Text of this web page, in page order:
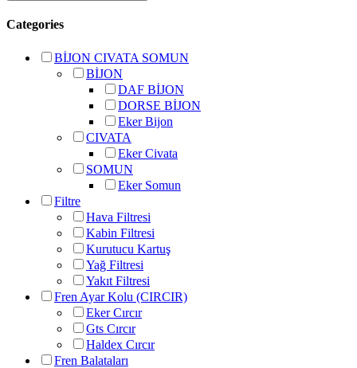
Categories
BİJON CIVATA SOMUN
BİJON
DAF BİJON
DORSE BİJON
Eker Bijon
CIVATA
Eker Civata
SOMUN
Eker Somun
Filtre
Hava Filtresi
Kabin Filtresi
Kurutucu Kartuş
Yağ Filtresi
Yakıt Filtresi
Fren Ayar Kolu (CIRCIR)
Eker Cırcır
Gts Cırcır
Haldex Cırcır
Fren Balataları